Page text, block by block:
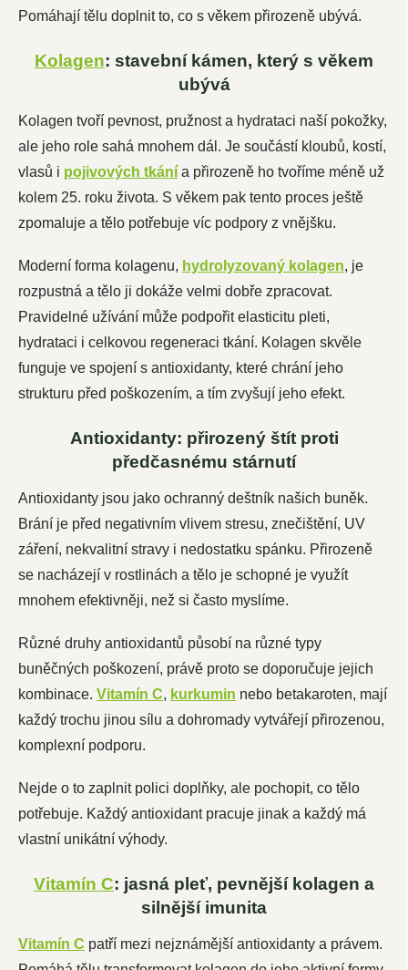
Pomáhají tělu doplnit to, co s věkem přirozeně ubývá.
Kolagen: stavební kámen, který s věkem
ubývá
Kolagen tvoří pevnost, pružnost a hydrataci naší pokožky,
ale jeho role sahá mnohem dál. Je součástí kloubů, kostí,
vlasů i pojivových tkání a přirozeně ho tvoříme méně už
kolem 25. roku života. S věkem pak tento proces ještě
zpomaluje a tělo potřebuje víc podpory z vnějšku.
Moderní forma kolagenu, hydrolyzovaný kolagen, je
rozpustná a tělo ji dokáže velmi dobře zpracovat.
Pravidelné užívání může podpořit elasticitu pleti,
hydrataci i celkovou regeneraci tkání. Kolagen skvěle
funguje ve spojení s antioxidanty, které chrání jeho
strukturu před poškozením, a tím zvyšují jeho efekt.
Antioxidanty: přirozený štít proti
předčasnému stárnutí
Antioxidanty jsou jako ochranný deštník našich buněk.
Brání je před negativním vlivem stresu, znečištění, UV
záření, nekvalitní stravy i nedostatku spánku. Přirozeně
se nacházejí v rostlinách a tělo je schopné je využít
mnohem efektivněji, než si často myslíme.
Různé druhy antioxidantů působí na různé typy
buněčných poškození, právě proto se doporučuje jejich
kombinace. Vitamín C, kurkumin nebo betakaroten, mají
každý trochu jinou sílu a dohromady vytvářejí přirozenou,
komplexní podporu.
Nejde o to zaplnit polici doplňky, ale pochopit, co tělo
potřebuje. Každý antioxidant pracuje jinak a každý má
vlastní unikátní výhody.
Vitamín C: jasná pleť, pevnější kolagen a
silnější imunita
Vitamín C patří mezi nejznámější antioxidanty a právem.